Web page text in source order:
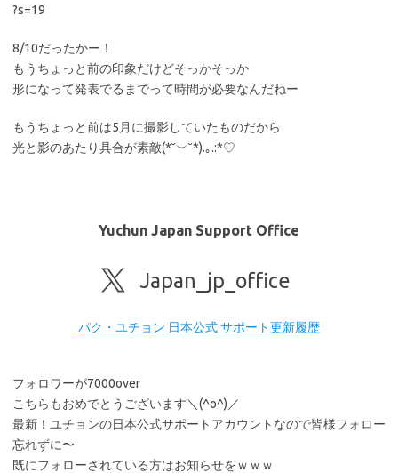
?s=19
8/10だったかー！
もうちょっと前の印象だけどそっかそっか
形になって発表でるまでって時間が必要なんだねー
もうちょっと前は5月に撮影していたものだから
光と影のあたり具合が素敵(*˘︶˘*).｡.:*♡
Yuchun Japan Support Office
Japan_jp_office
パク・ユチョン 日本公式 サポート更新履歴
フォロワーが7000over
こちらもおめでとうございます＼(^o^)／
最新！ユチョンの日本公式サポートアカウントなので皆様フォロー
忘れずに〜
既にフォローされている方はお知らせをｗｗｗ